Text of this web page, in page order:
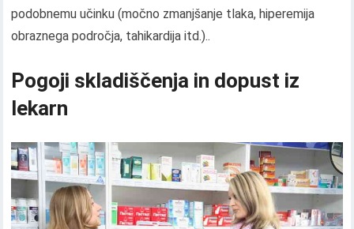
podobnemu učinku (močno zmanjšanje tlaka, hiperemija
obraznega področja, tahikardija itd.)..
Pogoji skladiščenja in dopust iz
lekarn